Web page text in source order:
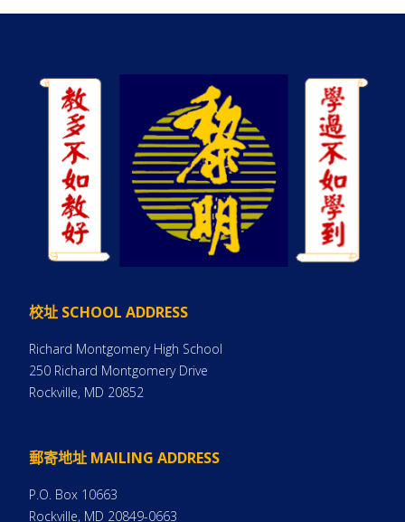
校址 SCHOOL ADDRESS
Richard Montgomery High School
250 Richard Montgomery Drive
Rockville, MD 20852
郵寄地址 MAILING ADDRESS
P.O. Box 10663
Rockville, MD 20849-0663